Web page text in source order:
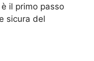
il primo passo
sicura del